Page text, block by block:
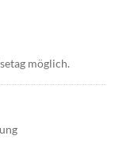
möglich.